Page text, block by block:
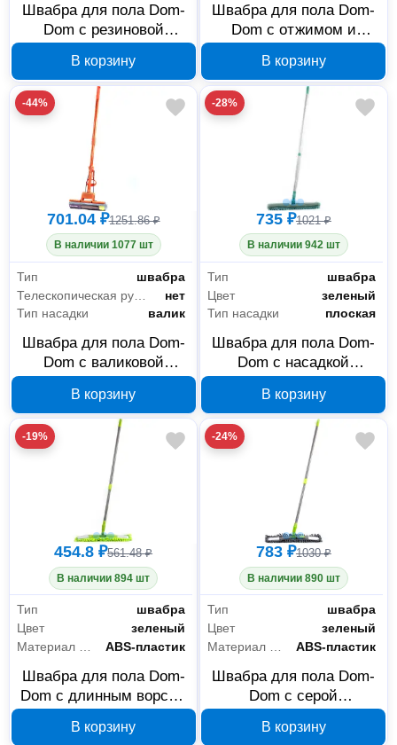
Швабра для пола Dom-
Dom с резиновой
В корзину
Швабра для пола Dom-
Dom с отжимом и
231-0067
В корзину
-44%
701.04 ₽1251.86 ₽
В наличии 1077 шт
Тип
швабра
нет
Тип насадки
валик
Швабра для пола Dom-
Dom с валиковой
0066
В корзину
-28%
735 ₽1021 ₽
В наличии 942 шт
Тип
швабра
Цвет
зеленый
Тип насадки
плоская
Швабра для пола Dom-
Dom с насадкой
длинный ворс 231-0062
В корзину
-19%
454.8 ₽561.48 ₽
В наличии 894 шт
Тип
швабра
Цвет
зеленый
ABS-пластик
Швабра для пола Dom-
Dom с длинным ворсом
В корзину
-24%
783 ₽1030 ₽
В наличии 890 шт
Тип
швабра
Цвет
зеленый
ABS-пластик
Швабра для пола Dom-
Dom с серой
длинным ворсом 14x44
В корзину